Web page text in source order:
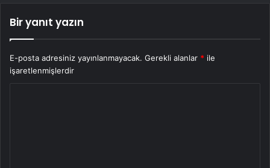
Bir yanıt yazın
E-posta adresiniz yayınlanmayacak. Gerekli alanlar * ile
işaretlenmişlerdir